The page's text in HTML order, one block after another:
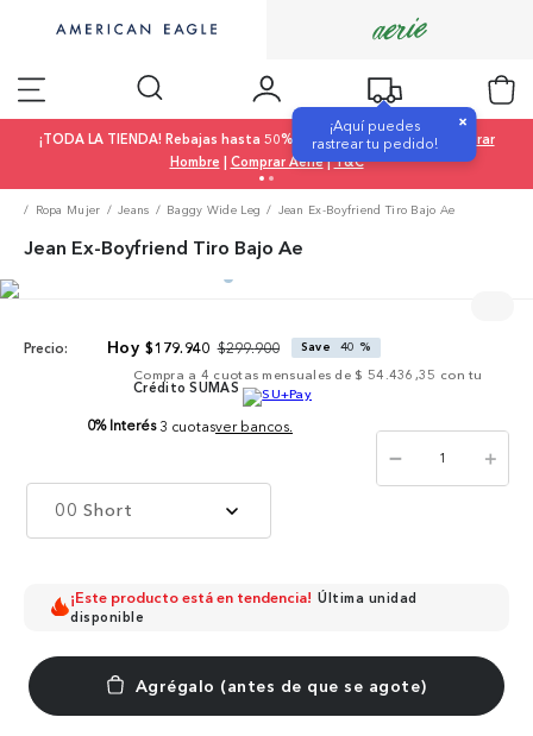
¡Aquí puedes
rastrear tu pedido!
×
¡TODA LA TIENDA! Rebajas hasta 50% OFF |Comprar Mujer|
Comprar
Hombre | Comprar Aerie|T&C
Ropa Mujer Jeans Baggy Wide Leg Jean Ex-Boyfriend Tiro Bajo Ae
Jean Ex-Boyfriend Tiro Bajo Ae
Precio: $179. 940 $299.900 Save 40 %
Compra a 4 cuotas mensuales de $ 54.436,35 con tu
Crédito SUMAS
0% Interés 3 cuotasver bancos.
00 Short
＋
－
¡Este producto está en tendencia! Última unidad
disponible